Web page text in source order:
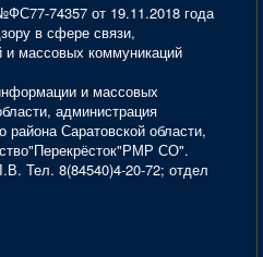
74357 от 19.11.2018 года
в сфере связи,
массовых коммуникаций
и массовых
администрация
района Саратовской области,
СО".
Тел. 8(84540)4-20-72; отдел